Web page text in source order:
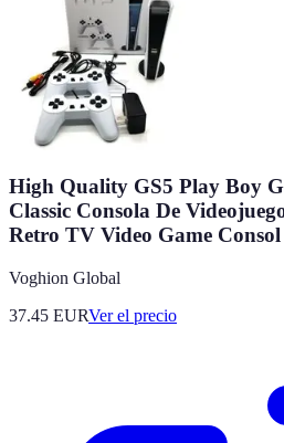
High Quality GS5 Play Boy
Classic Consola De
Retro TV Video Game Consol
Voghion Global
37.45 EURVer el precio